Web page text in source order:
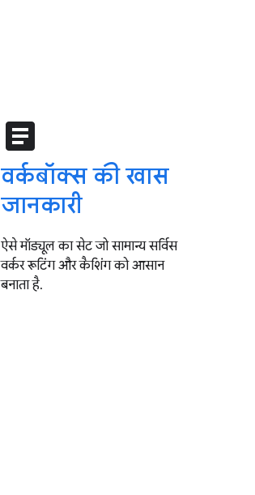
article
वर्कबॉक्स की खास
जानकारी
ऐसे मॉड्यूल का सेट जो सामान्य सर्विस
वर्कर रूटिंग और कैशिंग को आसान
बनाता है.